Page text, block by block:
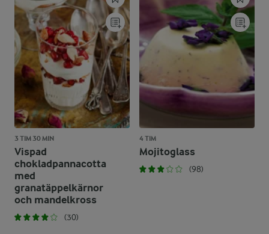
3 TIM 30 MIN
Vispad
chokladpannacotta
med
granatäppelkärnor
och mandelkross
(30)
4 TIM
Mojitoglass
(98)